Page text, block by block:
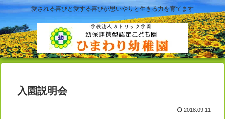
愛される喜びと愛する喜びが思いやりと生きる力を育てます
入園説明会
2018.09.11